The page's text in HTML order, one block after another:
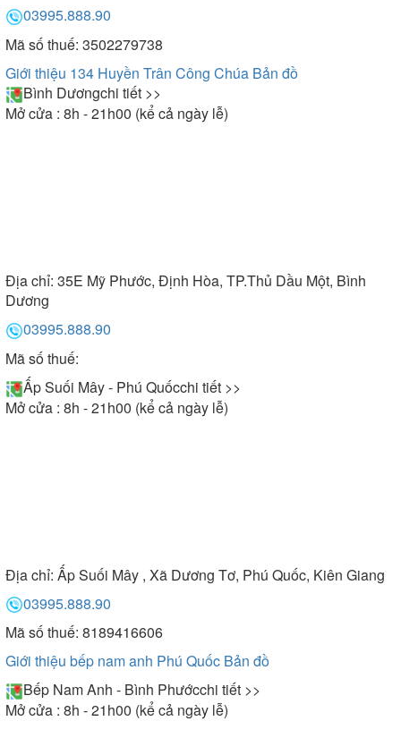
03995.888.90
Mã số thuế: 3502279738
Giới thiệu 134 Huyền Trân Công Chúa Bản đồ
Bình Dươngchi tiết >>
Mở cửa : 8h - 21h00 (kể cả ngày lễ)
Địa chỉ: 35E Mỹ Phước, Định Hòa, TP.Thủ Dầu Một, Bình
Dương
03995.888.90
Mã số thuế:
Ấp Suối Mây - Phú Quốcchi tiết >>
Mở cửa : 8h - 21h00 (kể cả ngày lễ)
Địa chỉ: Ấp Suối Mây , Xã Dương Tơ, Phú Quốc, Kiên Giang
03995.888.90
Mã số thuế: 8189416606
Giới thiệu bếp nam anh Phú Quốc Bản đồ
Bếp Nam Anh - Bình Phướcchi tiết >>
Mở cửa : 8h - 21h00 (kể cả ngày lễ)